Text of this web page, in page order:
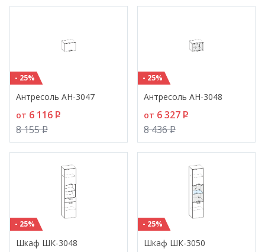
- 25%
Антресоль АН-3047
от 6 116 P
8 155P
- 25%
Антресоль АН-3048
от 6 327 P
8 436P
- 25%
Шкаф ШК-3048
- 25%
Шкаф ШК-3050